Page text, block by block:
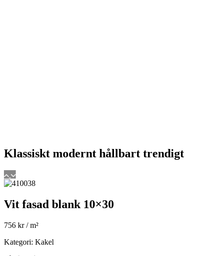
Klassiskt modernt hållbart trendigt
Vit fasad blank 10×30
756 kr/ m²
Kategori: Kakel